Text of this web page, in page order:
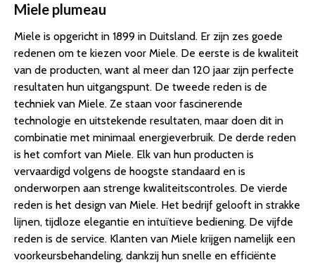
Miele plumeau
Miele is opgericht in 1899 in Duitsland. Er zijn zes goede
redenen om te kiezen voor Miele. De eerste is de kwaliteit
van de producten, want al meer dan 120 jaar zijn perfecte
resultaten hun uitgangspunt. De tweede reden is de
techniek van Miele. Ze staan voor fascinerende
technologie en uitstekende resultaten, maar doen dit in
combinatie met minimaal energieverbruik. De derde reden
is het comfort van Miele. Elk van hun producten is
vervaardigd volgens de hoogste standaard en is
onderworpen aan strenge kwaliteitscontroles. De vierde
reden is het design van Miele. Het bedrijf gelooft in strakke
lijnen, tijdloze elegantie en intuïtieve bediening. De vijfde
reden is de service. Klanten van Miele krijgen namelijk een
voorkeursbehandeling, dankzij hun snelle en efficiënte